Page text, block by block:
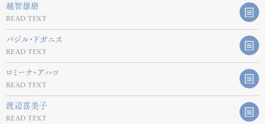
越智雄磨
READ TEXT
バジル・ドガニス
READ TEXT
ロミーナ・アハツ
READ TEXT
渡辺喜美子
READ TEXT